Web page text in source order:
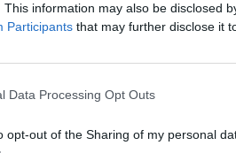
This information may also be disclosed
Participants that may further disclose it
Data Processing Opt Outs
opt-out of the Sharing of my personal
μια πολύ ελπιδοφόρα
τηνεργαλειοποίηση
τρόπο, τόσο με την
τον συστημικό κίνδυνο
από τη Ρωσία είτε